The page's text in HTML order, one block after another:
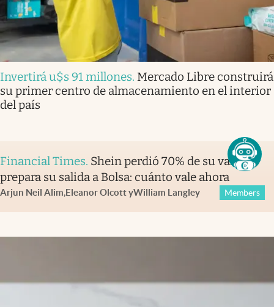
Invertirá u$s 91 millones. Mercado Libre construirá
su primer centro de almacenamiento en el interior
del país
Financial Times. Shein perdió 70% de su valor y
prepara su salida a Bolsa: cuánto vale ahora
Arjun Neil Alim,Eleanor OlcottyWilliam Langley Members